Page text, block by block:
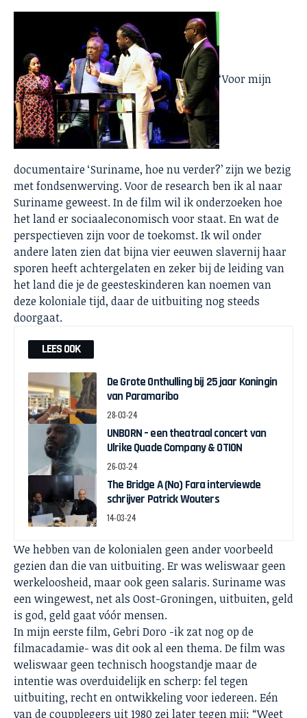
‘Voor mijn
documentaire ‘Suriname, hoe nu verder?’ zijn we bezig
met fondsenwerving. Voor de research ben ik al naar
Suriname geweest. In de film wil ik onderzoeken hoe
het land er sociaaleconomisch voor staat. En wat de
perspectieven zijn voor de toekomst. Ik wil onder
andere laten zien dat bijna vier eeuwen slavernij haar
sporen heeft achtergelaten en zeker bij de leiding van
het land die je de geesteskinderen kan noemen van
deze koloniale tijd, daar de uitbuiting nog steeds
doorgaat.
LEES OOK
De Grote Onthulling bij 25 jaar Koningin
van Paramaribo
28-03-24
UNBORN – een theatraal concert van
Ulrike Quade Company & OTION
26-03-24
The Bridge A (No) Fara interviewde
schrijver Patrick Wouters
14-03-24
We hebben van de kolonialen geen ander voorbeeld
gezien dan die van uitbuiting. Er was weliswaar geen
werkeloosheid, maar ook geen salaris. Suriname was
een wingewest, net als Oost-Groningen, uitbuiten, geld
is god, geld gaat vóór mensen.
In mijn eerste film, Gebri Doro -ik zat nog op de
filmacadamie- was dit ook al een thema. De film was
weliswaar geen technisch hoogstandje maar de
intentie was overduidelijk en scherp: fel tegen
uitbuiting, recht en ontwikkeling voor iedereen. Eén
van de coupplegers uit 1980 zei later tegen mij: “Weet